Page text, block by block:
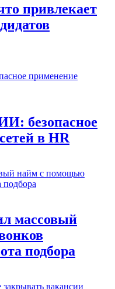
привлекает
безопасное
в HR
массовый
подбора